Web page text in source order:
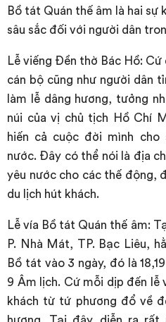
Bồ tát Quán thế âm là hai sự
sâu sắc đối với người dân
Lễ viếng Đền thờ Bác Hồ:
cán bộ cũng như người dân
làm lễ dâng hương, tưởng
núi của vị chủ tịch Hồ Chí
hiến cả cuộc đời mình
nước. Đây có thể nói là địa
yêu nước cho các thế động,
du lịch hút khách.
Lễ vía Bồ tát Quán thế âm:
P. Nhà Mát, TP. Bạc Liêu,
Bồ tát vào 3 ngày, đó là
9 Âm lịch. Cứ mỗi dịp đến
khách từ tứ phương đổ về